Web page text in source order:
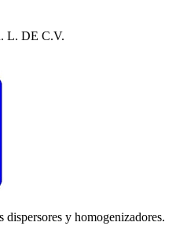
L. DE C.V.
dispersores y homogenizadores.